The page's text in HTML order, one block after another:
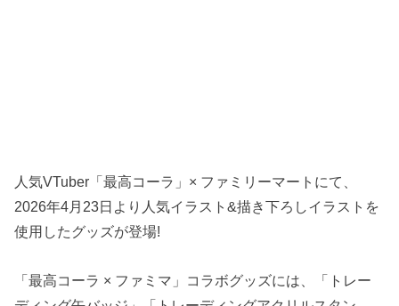
人気VTuber「最高コーラ」× ファミリーマートにて、
2026年4月23日より人気イラスト&描き下ろしイラストを
使用したグッズが登場!
「最高コーラ × ファミマ」コラボグッズには、「トレー